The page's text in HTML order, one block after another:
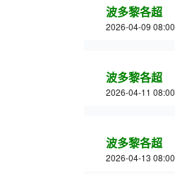
波多黎各超
2026-04-09 08:00
波多黎各超
2026-04-11 08:00
波多黎各超
2026-04-13 08:00